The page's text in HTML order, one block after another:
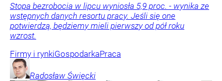
Stopa bezrobocia w lipcu wyniosła 5,9 proc. - wynika ze
wstępnych danych resortu pracy. Jeśli się one
potwierdzą, będziemy mieli pierwszy od pół roku
wzrost.
Firmy i rynkiGospodarkaPraca
Radosław Święcki